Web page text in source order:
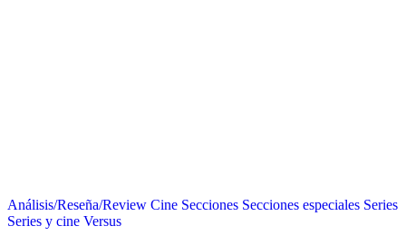
Análisis/Reseña/Review Cine Secciones Secciones especiales Series
Series y cine Versus